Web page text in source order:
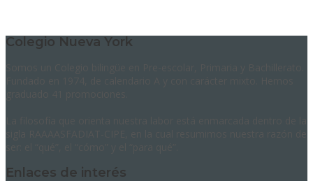
Colegio Nueva York
Enlaces de interés